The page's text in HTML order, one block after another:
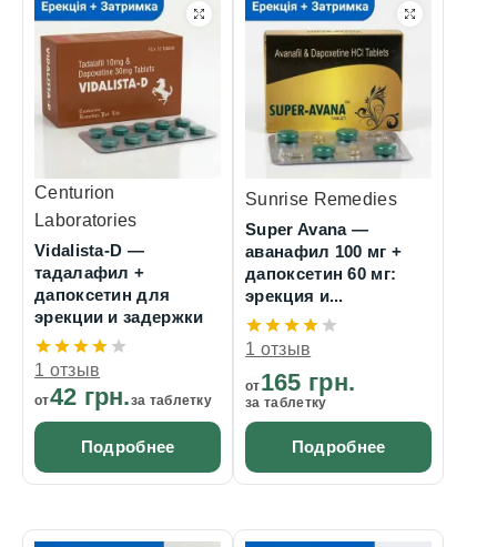
Centurion
Laboratories
Vidalista-D —
тадалафил +
дапоксетин для
эрекции и задержки
1 отзыв
от42 грн.за таблетку
Подробнее
Sunrise Remedies
Super Avana —
аванафил 100 мг +
дапоксетин 60 мг:
эрекция и...
1 отзыв
от165 грн.
за таблетку
Подробнее